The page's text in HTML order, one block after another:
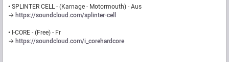
• SPLINTER CELL - (Karnage - Motormouth) - Aus
→ https://soundcloud.com/splinter-cell
• I-CORE - (Free) - Fr
→ https://soundcloud.com/i_corehardcore